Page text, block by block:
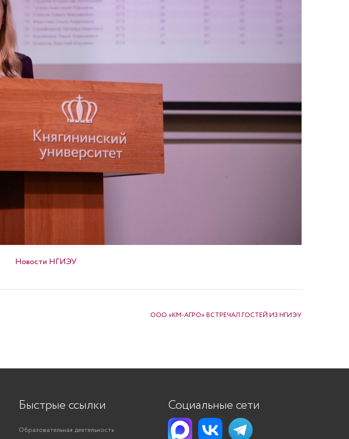
Новости НГИЭУ
ООО «КМ-АГРО» ВСТРЕЧАЛ ГОСТЕЙ ИЗ НГИЭУ
Быстрые ссылки
Образовательная деятельность
Социальные сети